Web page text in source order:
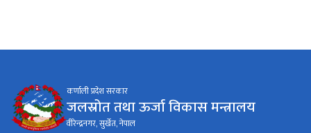
कर्णाली प्रदेश सरकार
जलस्रोत तथा ऊर्जा विकास मन्त्रालय
वीरेन्द्रनगर, सुर्खेत, नेपाल